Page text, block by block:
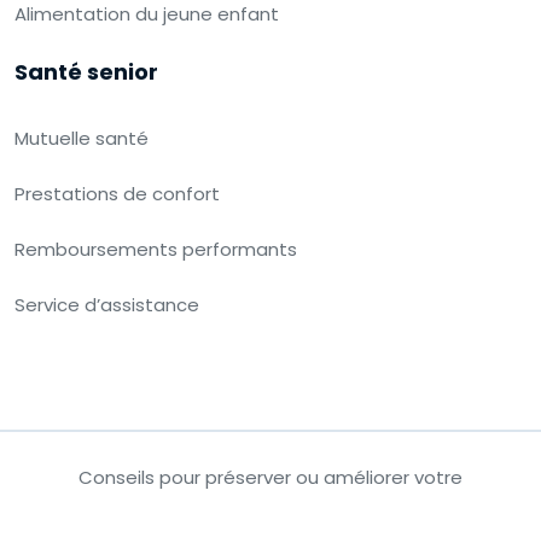
Alimentation du jeune enfant
Santé senior
Mutuelle santé
Prestations de confort
Remboursements performants
Service d’assistance
Conseils pour préserver ou améliorer votre